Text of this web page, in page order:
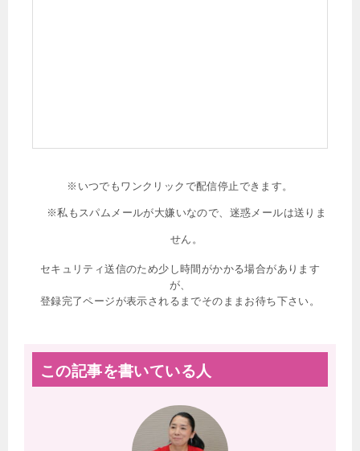
※いつでもワンクリックで配信停止できます。
※私もスパムメールが大嫌いなので、迷惑メールは送りま
せん。
セキュリティ送信のため少し時間がかかる場合があります
が、
登録完了ページが表示されるまでそのままお待ち下さい。
この記事を書いている人